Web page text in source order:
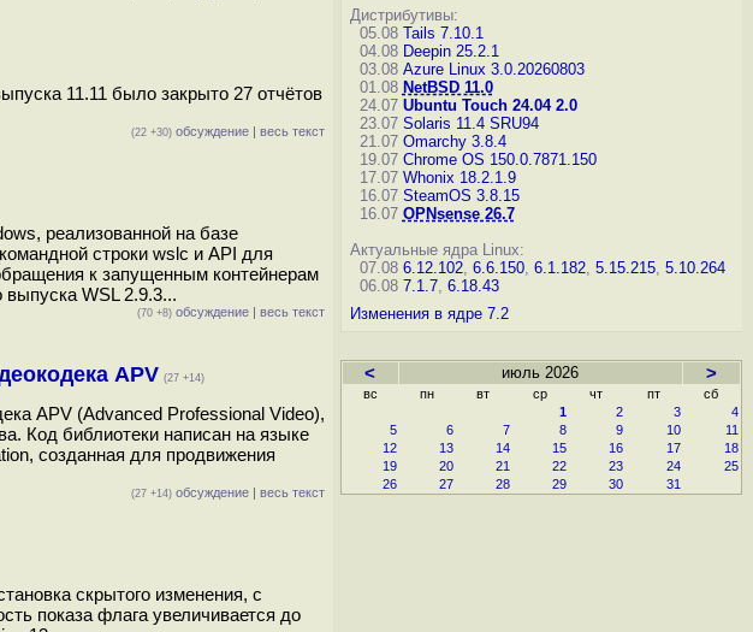
11.11 было закрыто 27 отчётов
(22 +30) обсуждение | весь текст
реализованной на базе
строки wslc и API для
к запущенным контейнерам
WSL 2.9.3...
(70 +8) обсуждение | весь текст
APV (27 +14)
APV (Advanced Professional Video),
Код библиотеки написан на языке
созданная для продвижения
(27 +14) обсуждение | весь текст
скрытого изменения, с
показа флага увеличивается до
Дистрибутивы:
05.08 Tails 7.10.1
04.08 Deepin 25.2.1
03.08 Azure Linux 3.0.20260803
01.08 NetBSD 11.0
24.07 Ubuntu Touch 24.04 2.0
23.07 Solaris 11.4 SRU94
21.07 Omarchy 3.8.4
19.07 Chrome OS 150.0.7871.150
17.07 Whonix 18.2.1.9
16.07 SteamOS 3.8.15
16.07 OPNsense 26.7
Актуальные ядра Linux:
07.08 6.12.102, 6.6.150, 6.1.182, 5.15.215, 5.10.264
06.08 7.1.7, 6.18.43
Изменения в ядре 7.2
< июль 2026 >
вс пн вт ср чт пт
сб
1
2 3
4
5
6 7 8 9 10
11
12
13 14 15 16 17
18
19
20 21 22 23 24
25
26
27 28 29 30 31